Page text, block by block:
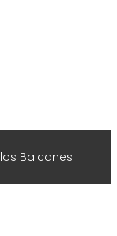
Balcanes